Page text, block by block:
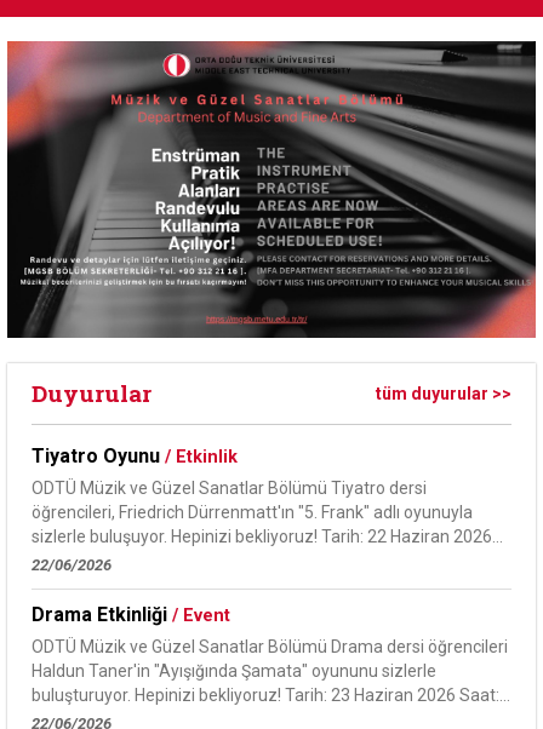
Duyurular tüm duyurular >>
Tiyatro Oyunu / Etkinlik
ODTÜ Müzik ve Güzel Sanatlar Bölümü Tiyatro dersi
öğrencileri, Friedrich Dürrenmatt'ın "5. Frank" adlı oyunuyla
sizlerle buluşuyor. Hepinizi bekliyoruz! Tarih: 22 Haziran 2026
Saat: 19.00 Yer:...
22/06/2026
Drama Etkinliği / Event
ODTÜ Müzik ve Güzel Sanatlar Bölümü Drama dersi öğrencileri
Haldun Taner'in "Ayışığında Şamata" oyununu sizlerle
buluşturuyor. Hepinizi bekliyoruz! Tarih: 23 Haziran 2026 Saat:
19.30 Yer: Mimarlık...
22/06/2026